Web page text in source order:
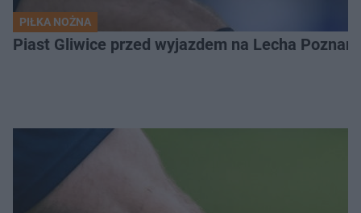
PIŁKA NOŻNA
Piast Gliwice przed wyjazdem na Lecha